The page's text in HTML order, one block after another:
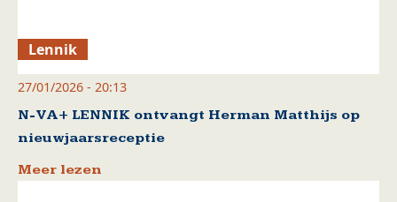
Lennik
27/01/2026 - 20:13
N-VA+ LENNIK ontvangt Herman Matthijs op
nieuwjaarsreceptie
Meer lezen